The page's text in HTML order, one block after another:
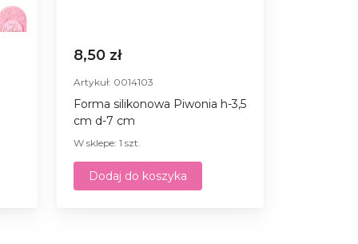
8,50 zł
Artykuł: 0014103
Forma silikonowa Piwonia h-3,5
cm d-7 cm
W sklepe: 1 szt.
Dodaj do koszyka